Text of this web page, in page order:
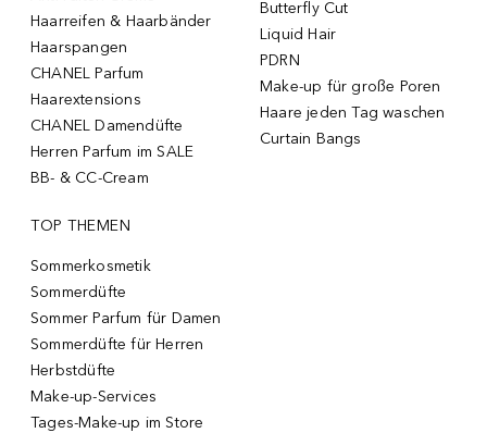
Haarreifen & Haarbänder
Haarspangen
CHANEL Parfum
Haarextensions
CHANEL Damendüfte
Herren Parfum im SALE
BB- & CC-Cream
Butterfly Cut
Liquid Hair
PDRN
Make-up für große Poren
Haare jeden Tag waschen
Curtain Bangs
TOP THEMEN
Sommerkosmetik
Sommerdüfte
Sommer Parfum für Damen
Sommerdüfte für Herren
Herbstdüfte
Make-up-Services
Tages-Make-up im Store